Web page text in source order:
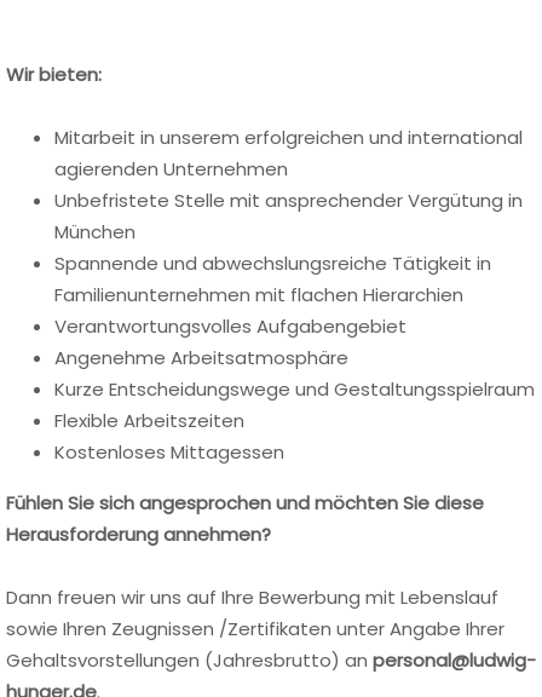
Wir bieten:
Mitarbeit in unserem erfolgreichen und international
agierenden Unternehmen
Unbefristete Stelle mit ansprechender Vergütung in
München
Spannende und abwechslungsreiche Tätigkeit in
Familienunternehmen mit flachen Hierarchien
Verantwortungsvolles Aufgabengebiet
Angenehme Arbeitsatmosphäre
Kurze Entscheidungswege und Gestaltungsspielraum
Flexible Arbeitszeiten
Kostenloses Mittagessen
Fühlen Sie sich angesprochen und möchten Sie diese
Herausforderung annehmen?
Dann freuen wir uns auf Ihre Bewerbung mit Lebenslauf
sowie Ihren Zeugnissen /Zertifikaten unter Angabe Ihrer
Gehaltsvorstellungen (Jahresbrutto) an personal@ludwig-